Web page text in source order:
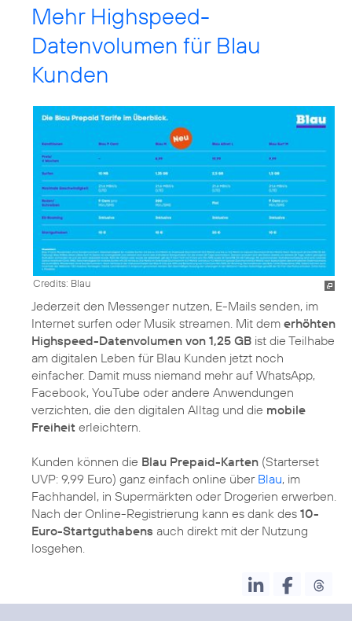
Mehr Highspeed-
Datenvolumen für Blau
Kunden
Credits: Blau
Jederzeit den Messenger nutzen, E-Mails senden, im
Internet surfen oder Musik streamen. Mit dem erhöhten
Highspeed-Datenvolumen von 1,25 GB ist die Teilhabe
am digitalen Leben für Blau Kunden jetzt noch
einfacher. Damit muss niemand mehr auf WhatsApp,
Facebook, YouTube oder andere Anwendungen
verzichten, die den digitalen Alltag und die mobile
Freiheit erleichtern.
Kunden können die Blau Prepaid-Karten (Starterset
UVP: 9,99 Euro) ganz einfach online über Blau, im
Fachhandel, in Supermärkten oder Drogerien erwerben.
Nach der Online-Registrierung kann es dank des 10-
Euro-Startguthabens auch direkt mit der Nutzung
losgehen.